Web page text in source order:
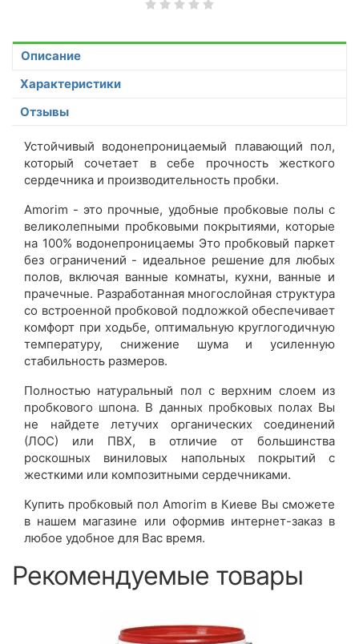
Описание
Характеристики
Отзывы
Устойчивый водонепроницаемый плавающий пол,
который сочетает в себе прочность жесткого
сердечника и производительность пробки.
Amorim - это прочные, удобные пробковые полы с
великолепными пробковыми покрытиями, которые
на 100% водонепроницаемы Это пробковый паркет
без ограничений - идеальное решение для любых
полов, включая ванные комнаты, кухни, ванные и
прачечные. Разработанная многослойная структура
со встроенной пробковой подложкой обеспечивает
комфорт при ходьбе, оптимальную круглогодичную
температуру, снижение шума и усиленную
стабильность размеров.
Полностью натуральный пол с верхним слоем из
пробкового шпона. В данных пробковых полах Вы
не найдете летучих органических соединений
(ЛОС) или ПВХ, в отличие от большинства
роскошных виниловых напольных покрытий с
жесткими или композитными сердечниками.
Купить пробковый пол Amorim в Киеве Вы сможете
в нашем магазине или оформив интернет-заказ в
любое удобное для Вас время.
Рекомендуемые товары